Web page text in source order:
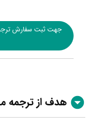
جهت ثبت سفارش
هدف از ترجمه